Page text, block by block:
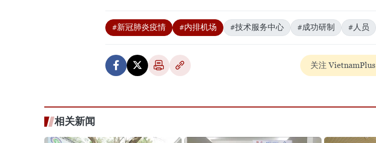
#新冠肺炎疫情 #内排机场 #技术服务中心 #成功研制 #人员
关注 VietnamPlus
相关新闻